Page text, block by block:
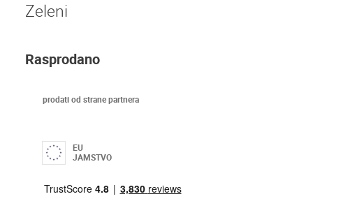
Zeleni
Rasprodano
prodati od strane partnera
EU
JAMSTVO